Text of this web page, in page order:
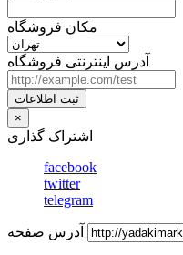
مکان فروشگاه
آدرس اینترنتی فروشگاه
ثبت اطلاعات
×
اشتراک گذاری
facebook
twitter
telegram
آدرس صفحه